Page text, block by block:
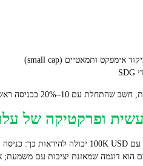
חודשיות. כך אתה משלב חשיפה נכונה עם פיזור זמן.